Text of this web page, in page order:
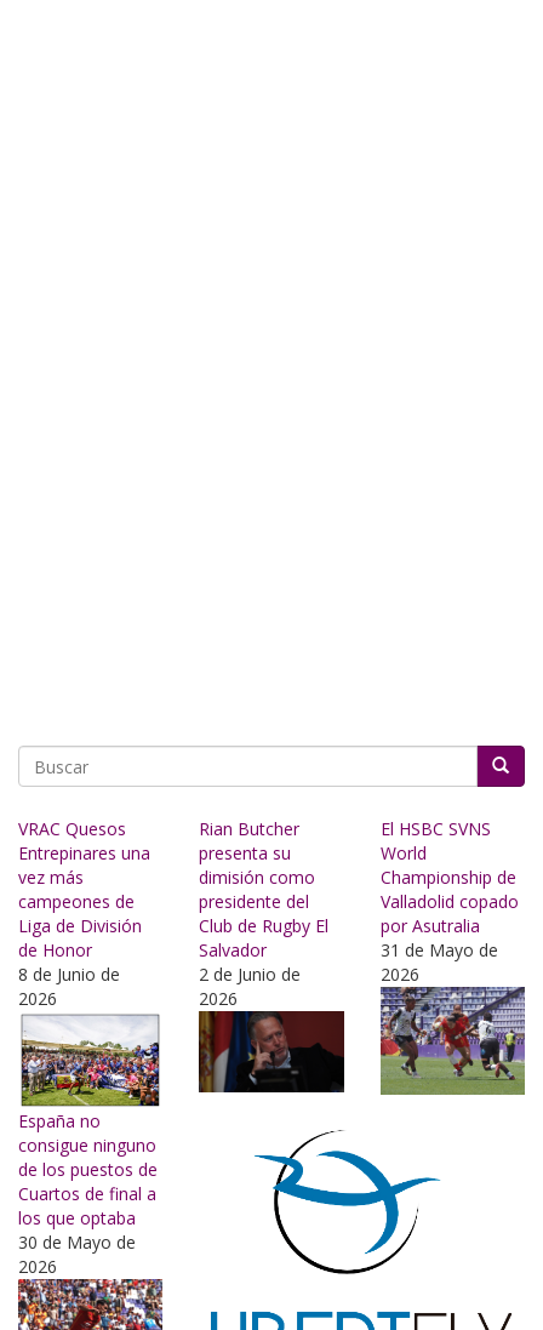
VRAC Quesos
Entrepinares una
vez más
campeones de
Liga de División
de Honor
8 de Junio de
2026
Rian Butcher
presenta su
dimisión como
presidente del
Club de Rugby El
Salvador
2 de Junio de
2026
El HSBC SVNS
World
Championship de
Valladolid copado
por Asutralia
31 de Mayo de
2026
España no
consigue ninguno
de los puestos de
Cuartos de final a
los que optaba
30 de Mayo de
2026